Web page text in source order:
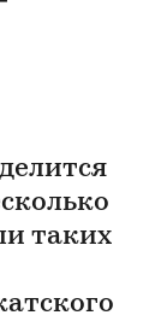
таких